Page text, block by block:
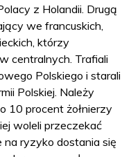
z Holandii. Drugą
we francuskich,
którzy
centralnych. Trafiali
Polskiego i starali
Polskiej. Należy
10 procent żołnierzy
woleli przeczekać
na ryzyko dostania się